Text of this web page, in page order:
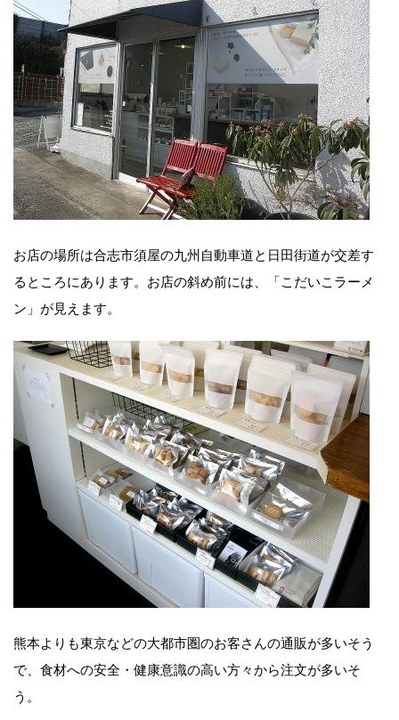
お店の場所は合志市須屋の九州自動車道と日田街道が交差す
るところにあります。お店の斜め前には、「こだいこラーメ
ン」が見えます。
熊本よりも東京などの大都市圏のお客さんの通販が多いそう
で、食材への安全・健康意識の高い方々から注文が多いそ
う。